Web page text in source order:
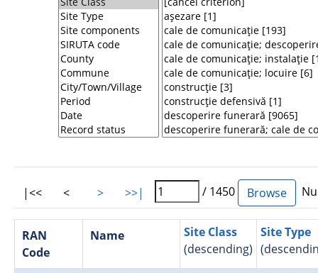
|<< < > >>| / 1450
RAN
Code
Name
Site Class
(descending)
Site Type